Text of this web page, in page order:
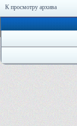
К просмотру архива